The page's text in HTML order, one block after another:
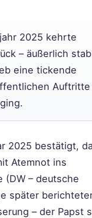
2025 kehrte
– äußerlich
eine tickende
Auftritte
2025 bestätigt,
Atemnot ins
(DW – deutsche
später
– der Papst